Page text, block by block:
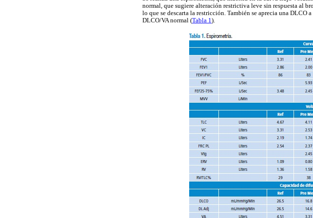
normal, que sugiere alteración restrictiva leve sin respuesta al
lo que se descarta la restricción. También se aprecia una
DLCO/VA normal (Tabla 1).